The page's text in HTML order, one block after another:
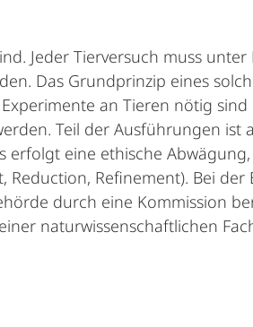
Jeder Tierversuch muss
Das Grundprinzip eines
an Tieren nötig
Teil der Ausführungen ist
erfolgt eine ethische
Refinement). Bei
durch eine Kommission
naturwissenschaftlichen